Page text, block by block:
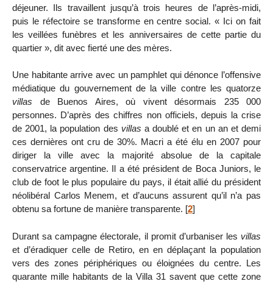
déjeuner. Ils travaillent jusqu’à trois heures de l’après-midi,
puis le réfectoire se transforme en centre social. « Ici on fait
les veillées funèbres et les anniversaires de cette partie du
quartier », dit avec fierté une des mères.
Une habitante arrive avec un pamphlet qui dénonce l’offensive
médiatique du gouvernement de la ville contre les quatorze
villas de Buenos Aires, où vivent désormais 235 000
personnes. D’après des chiffres non officiels, depuis la crise
de 2001, la population des villas a doublé et en un an et demi
ces dernières ont cru de 30%. Macri a été élu en 2007 pour
diriger la ville avec la majorité absolue de la capitale
conservatrice argentine. Il a été président de Boca Juniors, le
club de foot le plus populaire du pays, il était allié du président
néolibéral Carlos Menem, et d’aucuns assurent qu’il n’a pas
obtenu sa fortune de manière transparente. [2]
Durant sa campagne électorale, il promit d’urbaniser les villas
et d’éradiquer celle de Retiro, en en déplaçant la population
vers des zones périphériques ou éloignées du centre. Les
quarante mille habitants de la Villa 31 savent que cette zone